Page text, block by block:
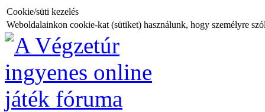
Cookie/süti kezelés
Weboldalainkon cookie-kat (sütiket) használunk, hogy személyre